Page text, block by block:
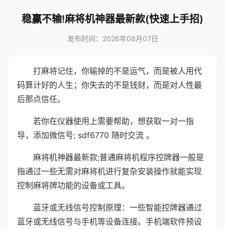
稳赢不输!麻将机神器最新款(快速上手招)
发布时间：2026年08月07日
打麻将记住，你输掉的不是运气，而是被人用代
码算计好的人生；你失去的不是钱财，而是对人性最
后那点信任。
若你在仪器使用上需要帮助，想获取一对一指
导，添加微信号; sdf6770 随时交流 。
麻将机神器最新款;普通麻将机程序控牌器一般是
指通过一些无需对麻将机进行复杂安装操作就能实现
控制麻将牌功能的设备或工具。
蓝牙或无线信号控制原理：一些智能控牌器通过
蓝牙或无线信号与手机等设备连接。手机端软件预设